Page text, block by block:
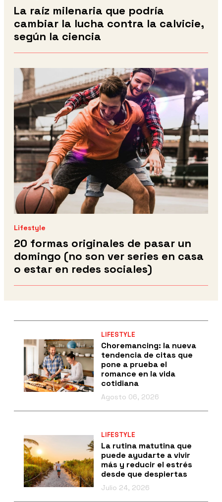
La raíz milenaria que podría
cambiar la lucha contra la calvicie,
según la ciencia
Lifestyle
20 formas originales de pasar un
domingo (no son ver series en casa
o estar en redes sociales)
LIFESTYLE
Choremancing: la nueva
tendencia de citas que
pone a prueba el
romance en la vida
cotidiana
Agosto 06, 2026
LIFESTYLE
La rutina matutina que
puede ayudarte a vivir
más y reducir el estrés
desde que despiertas
Julio 24, 2026